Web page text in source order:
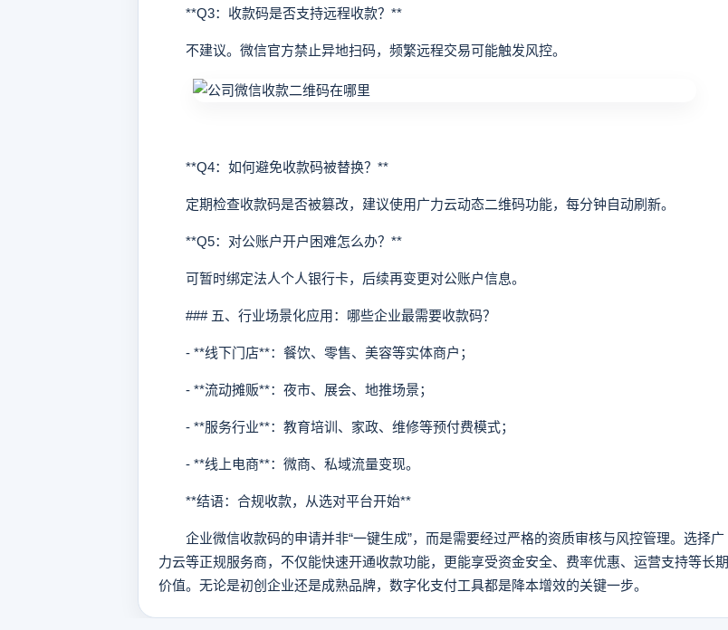
**Q3：收款码是否支持远程收款？**
不建议。微信官方禁止异地扫码，频繁远程交易可能触发风控。
**Q4：如何避免收款码被替换？**
定期检查收款码是否被篡改，建议使用广力云动态二维码功能，每分钟自动刷新。
**Q5：对公账户开户困难怎么办？**
可暂时绑定法人个人银行卡，后续再变更对公账户信息。
### 五、行业场景化应用：哪些企业最需要收款码？
- **线下门店**：餐饮、零售、美容等实体商户；
- **流动摊贩**：夜市、展会、地推场景；
- **服务行业**：教育培训、家政、维修等预付费模式；
- **线上电商**：微商、私域流量变现。
**结语：合规收款，从选对平台开始**
企业微信收款码的申请并非“一键生成”，而是需要经过严格的资质审核与风控管理。选择广
力云等正规服务商，不仅能快速开通收款功能，更能享受资金安全、费率优惠、运营支持等长期
价值。无论是初创企业还是成熟品牌，数字化支付工具都是降本增效的关键一步。